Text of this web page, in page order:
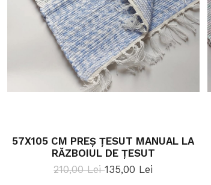
57X105 CM PREȘ ȚESUT MANUAL LA
RĂZBOIUL DE ȚESUT
210,00 Lei135,00 Lei